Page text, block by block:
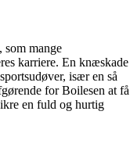
som mange
karriere. En knæskade
især en så
for Boilesen at få
en fuld og hurtig